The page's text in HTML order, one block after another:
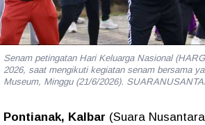
Senam petingatan Hari Keluarga Nasional
2026, saat mengikuti kegiatan senam bersama
Museum, Minggu (21/6/2026).
Pontianak, Kalbar (Suara